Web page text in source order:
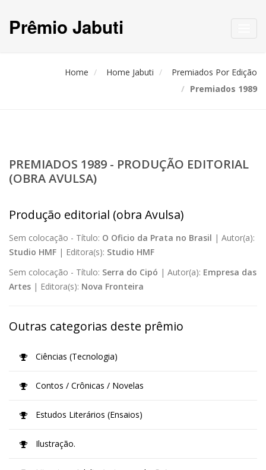
Prêmio Jabuti
Home Home Jabuti
Premiados Por Edição
Premiados 1989
PREMIADOS 1989 - PRODUÇÃO EDITORIAL
(OBRA AVULSA)
Produção editorial (obra Avulsa)
Sem colocação - Título: O Oficio da Prata no Brasil | Autor(a):
Studio HMF | Editora(s): Studio HMF
Sem colocação - Título: Serra do Cipó | Autor(a): Empresa das
Artes | Editora(s): Nova Fronteira
Outras categorias deste prêmio
Ciências (Tecnologia)
Contos / Crônicas / Novelas
Estudos Literários (Ensaios)
Ilustração.